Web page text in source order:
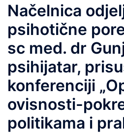
Načelnica
psihotične
sc med. dr
psihijatar,
konferenciji
ovisnosti-
politikama i